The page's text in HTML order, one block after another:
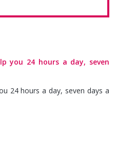
you 24 hours a day, seven
24 hours a day, seven days a